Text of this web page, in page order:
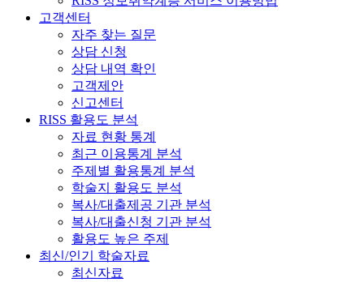
고객센터
자주 찾는 질문
상담 신청
상담 내역 확인
고객제안
신고센터
RISS 활용도 분석
자료 현황 통계
최근 이용통계 분석
주제별 활용통계 분석
학술지 활용도 분석
복사/대출제공 기관 분석
복사/대출신청 기관 분석
활용도 높은 주제
최신/인기 학술자료
최신자료